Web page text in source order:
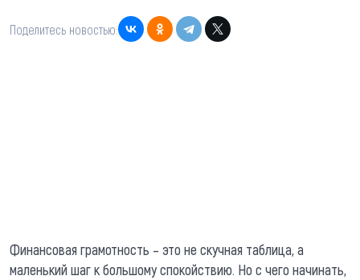
Поделитесь новостью:
Финансовая грамотность – это не скучная таблица, а
маленький шаг к большому спокойствию. Но с чего начинать,